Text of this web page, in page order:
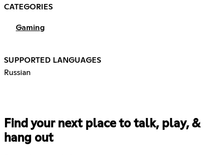
CATEGORIES
Gaming
SUPPORTED LANGUAGES
Russian
Find your next place to talk, play, &
hang out